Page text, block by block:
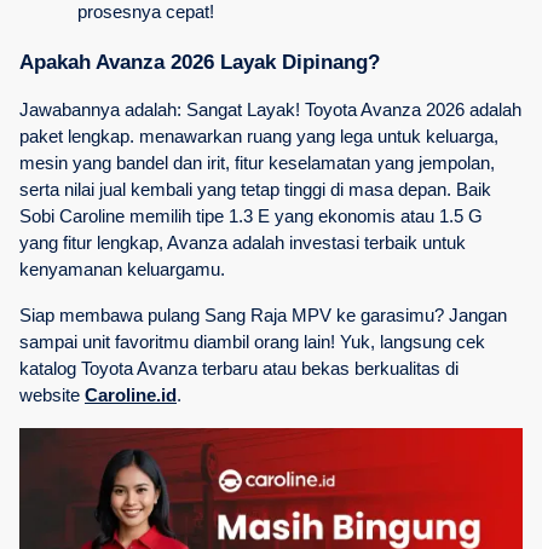
prosesnya cepat!
Apakah Avanza 2026 Layak Dipinang?
Jawabannya adalah: Sangat Layak! Toyota Avanza 2026 adalah
paket lengkap. menawarkan ruang yang lega untuk keluarga,
mesin yang bandel dan irit, fitur keselamatan yang jempolan,
serta nilai jual kembali yang tetap tinggi di masa depan. Baik
Sobi Caroline memilih tipe 1.3 E yang ekonomis atau 1.5 G
yang fitur lengkap, Avanza adalah investasi terbaik untuk
kenyamanan keluargamu.
Siap membawa pulang Sang Raja MPV ke garasimu? Jangan
sampai unit favoritmu diambil orang lain! Yuk, langsung cek
katalog Toyota Avanza terbaru atau bekas berkualitas di
website Caroline.id.